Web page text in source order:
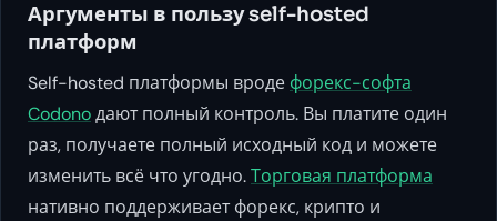
Аргументы в пользу self-hosted
платформ
Self-hosted платформы вроде форекс-софта
Codonoдают полный контроль. Вы платите один
раз, получаете полный исходный код и можете
изменить всё что угодно.Торговая платформа
нативно поддерживает форекс, крипто и